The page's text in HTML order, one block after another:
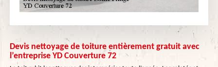
Devis nettoyage de toiture entièrement gratuit avec
l’entreprise YD Couverture 72